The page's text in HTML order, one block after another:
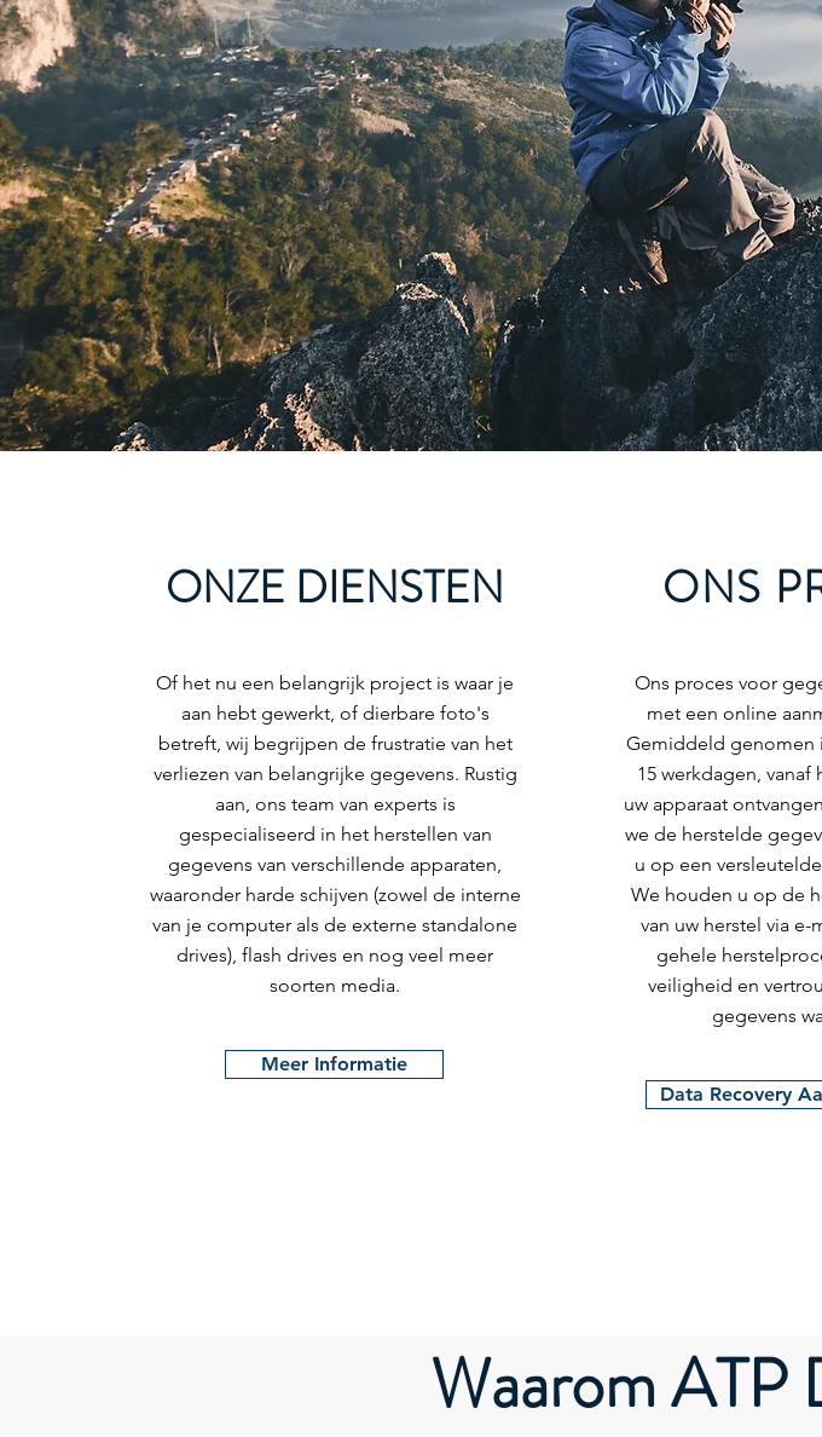
ONZE DIENSTEN
Of het nu een belangrijk project is waar je
aan hebt gewerkt, of dierbare foto's
betreft, wij begrijpen de frustratie van het
verliezen van belangrijke gegevens. Rustig
aan, ons team van experts is
gespecialiseerd in het herstellen van
gegevens van verschillende apparaten,
waaronder harde schijven (zowel de interne
van je computer als de externe standalone
drives), flash drives en nog veel meer
soorten media.
Meer Informatie
ONS
Ons proces voor
met een online
Gemiddeld
15 werkdagen,
uw apparaat
we de herstelde
u op een
We houden u op de
van uw herstel via
gehele
veiligheid en
gegevens
Data Recovery
Waarom ATP